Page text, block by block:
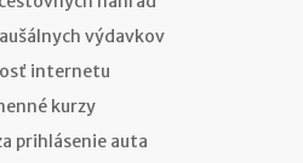
výdavkov
internetu
kurzy
prihlásenie auta